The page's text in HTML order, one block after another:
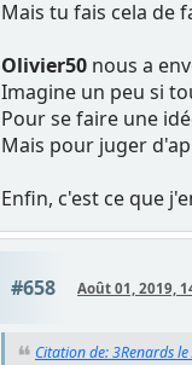
Mais tu fais cela de
Olivier50 nous a
Imagine un peu si
Pour se faire une
Mais pour juger
Enfin, c'est ce que
#658 Août 01, 2019,
Citation de: 3Renards